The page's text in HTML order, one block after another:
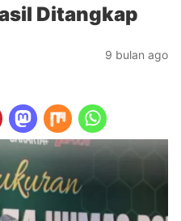
Ditangkap
9 bulan ago